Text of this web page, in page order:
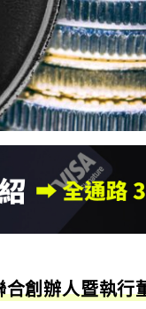
合創辦人暨執